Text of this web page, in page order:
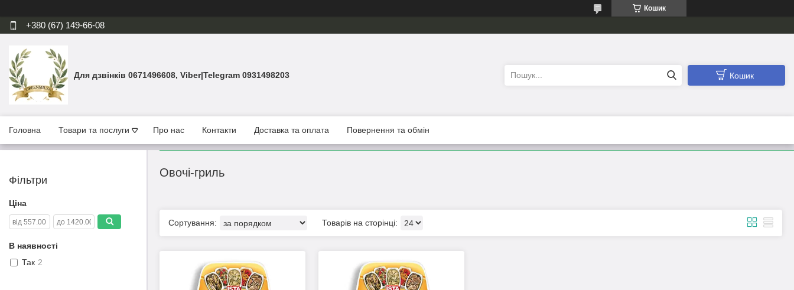
Кошик
+380 (67) 149-66-08
Для дзвінків 0671496608, Viber|Telegram 0931498203 Кошик
Головна Товари та послуги Про нас Контакти Доставка та оплата Повернення та обмін
Овочі-гриль
Фільтри
Ціна
В наявності
Так 2